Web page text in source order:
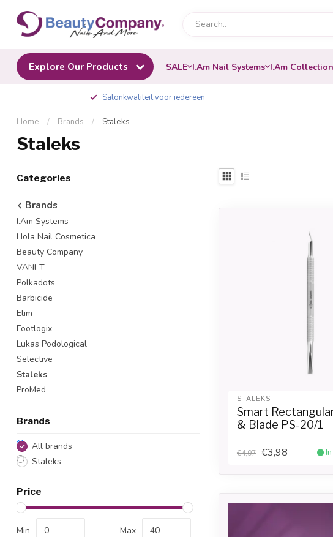
Explore Our Products SALE I.Am Nail Systems I.Am
Salonkwaliteit voor iedereen
Home / Brands / Staleks
Staleks
Categories
Brands
I.Am Systems
Hola Nail Cosmetica
Beauty Company
VANI-T
Polkadots
Barbicide
Elim
Footlogix
Lukas Podological
Selective
Staleks
ProMed
Brands
All brands
Staleks
Price
Min Max
STALEKS
Smart
& Blade PS-20/1
€4,97 €3,98